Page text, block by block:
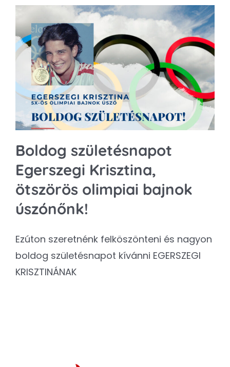
Kapcsolat
SEARCH
FOR:
Boldog születésnapot
Egerszegi Krisztina,
ötszörös olimpiai bajnok
úszónőnk!
Ezúton szeretnénk felköszönteni és nagyon
boldog születésnapot kívánni EGERSZEGI
KRISZTINÁNAK